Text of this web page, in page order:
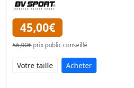
45,00€
56,00€ prix public conseillé
Acheter